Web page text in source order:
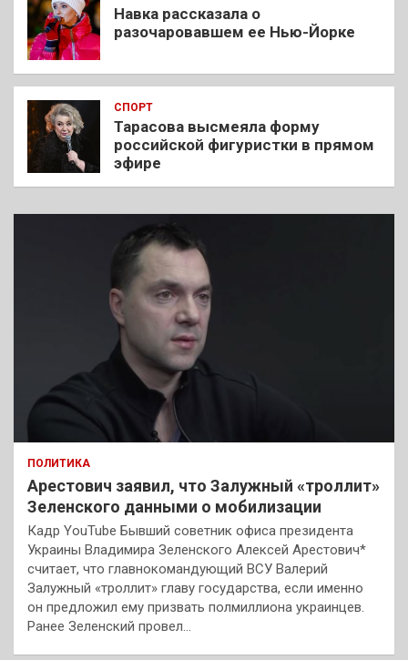
Навка рассказала о
разочаровавшем ее Нью-Йорке
СПОРТ
Тарасова высмеяла форму
российской фигуристки в прямом
эфире
ПОЛИТИКА
Арестович заявил, что Залужный «троллит»
Зеленского данными о мобилизации
Кадр YouTube Бывший советник офиса президента
Украины Владимира Зеленского Алексей Арестович*
считает, что главнокомандующий ВСУ Валерий
Залужный «троллит» главу государства, если именно
он предложил ему призвать полмиллиона украинцев.
Ранее Зеленский провел…